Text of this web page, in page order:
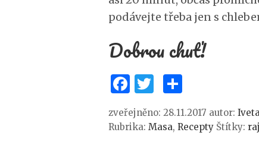
podávejte třeba jen s
Dobrou chuť!
F
a
c
T
w
it
h
ar
zveřejněno: 28.11.2017 autor: Iveta
Rubrika: Masa, Recepty Štítky: